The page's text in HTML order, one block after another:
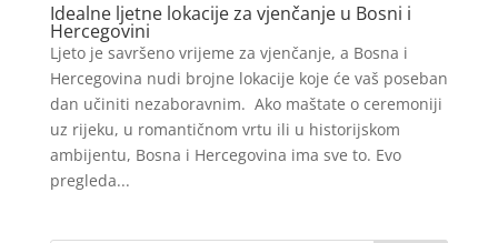
Idealne ljetne lokacije za vjenčanje u Bosni i
Hercegovini
Ljeto je savršeno vrijeme za vjenčanje, a Bosna i
Hercegovina nudi brojne lokacije koje će vaš poseban
dan učiniti nezaboravnim. Ako maštate o ceremoniji
uz rijeku, u romantičnom vrtu ili u historijskom
ambijentu, Bosna i Hercegovina ima sve to. Evo
pregleda...